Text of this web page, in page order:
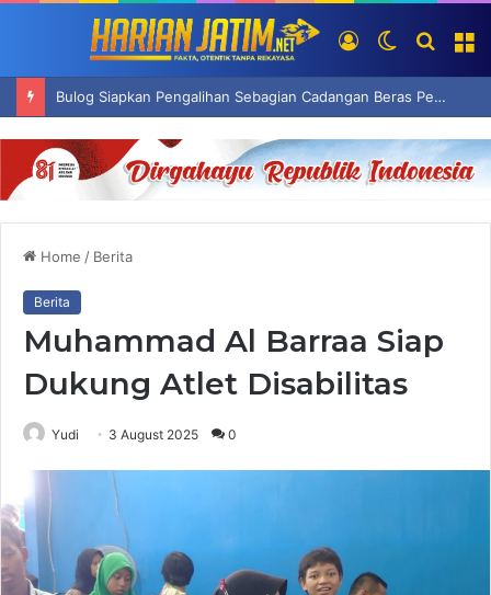
Search
for
Switch
skin
Log
In
Bulog Siapkan Pengalihan Sebagian Cadangan Beras Pemerintah Jadi Premium
Home / Berita
Berita
Muhammad Al Barraa Siap
Dukung Atlet Disabilitas
Yudi 3 August 2025 0